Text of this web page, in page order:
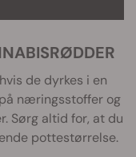
de dyrkes i en
næringsstoffer og
Sørg altid for, at du
pottestørrelse.